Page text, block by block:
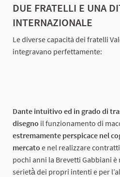
DUE FRATELLI E UNA
INTERNAZIONALE
Le diverse capacità dei fratelli
integravano perfettamente:
Dante intuitivo ed in grado di
disegno il funzionamento di
estremamente perspicace nel
mercato e nel realizzare
pochi anni la Brevetti Gabbiani
serietà̀ dei propri intenti e per